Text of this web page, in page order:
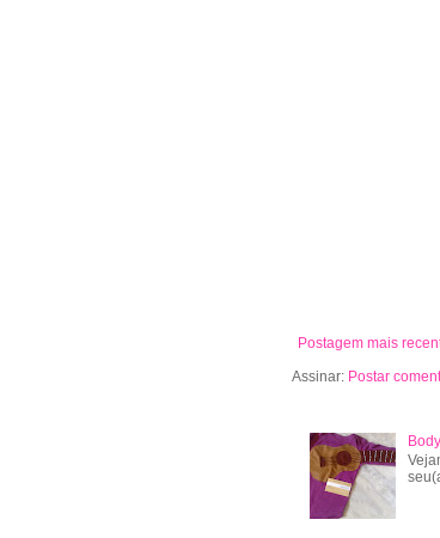
Postagem mais
Assinar: Postar